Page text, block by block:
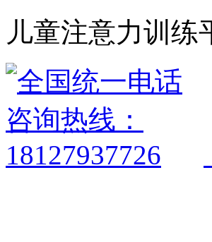
儿童注意力训练